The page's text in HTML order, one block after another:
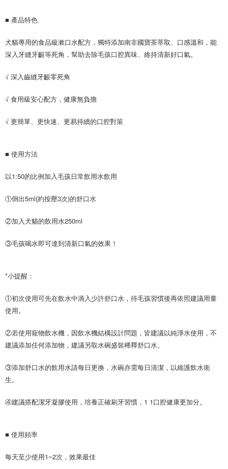
每筆NT$60，滿NT$1,500(含以上)免運費
每筆NT$80，滿NT$1,500(含以上)免運費
【7-11】取貨1500免運
每筆NT$115，滿NT$1,500(含以上)免運費
■ 產品特色
犬貓專用的食品級漱口水配方，獨特添加南非國寶茶萃取、口感溫和，能
深入牙縫牙齦等死角，幫助去除毛孩口腔異味、維持清新好口氣。
√ 深入齒縫牙齦零死角
√ 食用級安心配方，健康無負擔
√ 更簡單、更快速、更易持續的口腔對策
■ 使用方法
以1:50的比例加入毛孩日常飲用水飲用
①倒出5ml(約按壓3次)的舒口水
②加入犬貓的飲用水250ml
③毛孩喝水即可達到清新口氣的效果！
*小提醒：
①初次使用可先在飲水中滴入少許舒口水，待毛孩習慣後再依照建議用量
使用。
②若使用寵物飲水機，因飲水機結構設計問題，皆建議以純淨水使用，不
建議添加任何添加物，建議另取水碗盛裝稀釋舒口水。
③添加舒口水的飲用水請每日更換，水碗亦需每日清潔，以維護飲水衛
生。
④建議搭配潔牙凝膠使用，培養正確刷牙習慣，1 1口腔健康更加分。
■ 使用頻率
每天至少使用1~2次，效果最佳